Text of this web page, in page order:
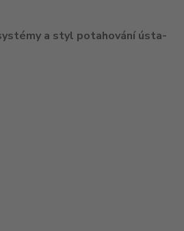
a styl potahování ústa-